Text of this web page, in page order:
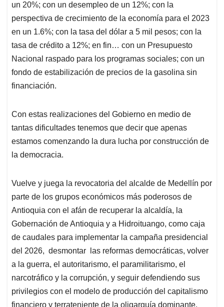
un 20%; con un desempleo de un 12%; con la
perspectiva de crecimiento de la economía para el 2023
en un 1.6%; con la tasa del dólar a 5 mil pesos; con la
tasa de crédito a 12%; en fin… con un Presupuesto
Nacional raspado para los programas sociales; con un
fondo de estabilización de precios de la gasolina sin
financiación.
Con estas realizaciones del Gobierno en medio de
tantas dificultades tenemos que decir que apenas
estamos comenzando la dura lucha por construcción de
la democracia.
Vuelve y juega la revocatoria del alcalde de Medellín por
parte de los grupos económicos más poderosos de
Antioquia con el afán de recuperar la alcaldía, la
Gobernación de Antioquia y a Hidroituango, como caja
de caudales para implementar la campaña presidencial
del 2026, desmontar las reformas democráticas, volver
a la guerra, el autoritarismo, el paramilitarismo, el
narcotráfico y la corrupción, y seguir defendiendo sus
privilegios con el modelo de producción del capitalismo
financiero y terrateniente de la oligarquía dominante.